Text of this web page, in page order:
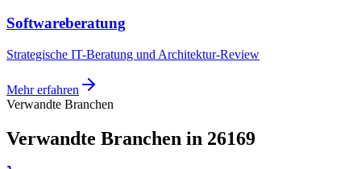
Softwareberatung
Strategische IT-Beratung und Architektur-Review
Mehr erfahren
Verwandte Branchen
Verwandte Branchen in 26169